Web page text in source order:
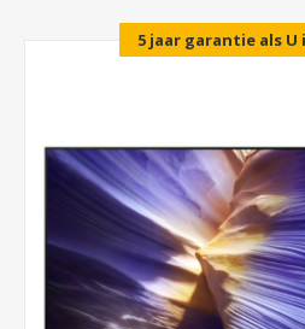
5 jaar garantie als U